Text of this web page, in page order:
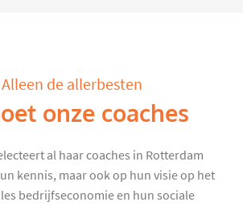
Alleen de allerbesten
onze coaches
al haar coaches in Rotterdam
kennis, maar ook op hun visie op het
bedrijfseconomie en hun sociale